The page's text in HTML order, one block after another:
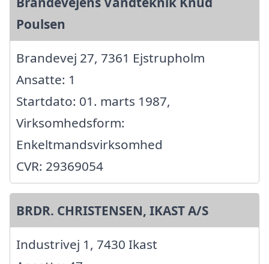
Poulsen
Brandevej 27, 7361 Ejstrupholm
Ansatte: 1
Startdato: 01. marts 1987,
Virksomhedsform:
Enkeltmandsvirksomhed
CVR: 29369054
BRDR. CHRISTENSEN, IKAST A/S
Industrivej 1, 7430 Ikast